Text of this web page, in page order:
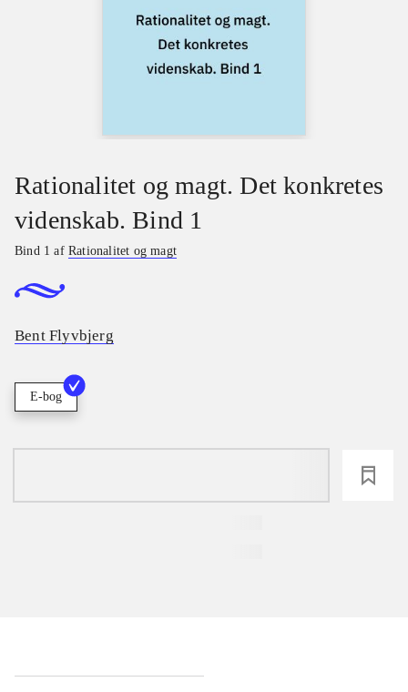
Rationalitet og magt. Det konkretes
videnskab. Bind 1
Bind 1 afRationalitet og magt
Bent Flyvbjerg
E-bog